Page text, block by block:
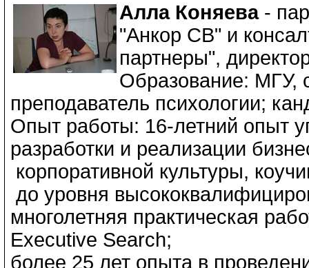
Алла Коняева-
"Анкор СВ" и
партнеры",
Образование: МГУ,
преподаватель психологии;
Опыт работы: 16-летний опыт
разработки и реализации
корпоративной культуры,
до уровня
многолетняя практическая
Executive Search;
более 25 лет опыта в